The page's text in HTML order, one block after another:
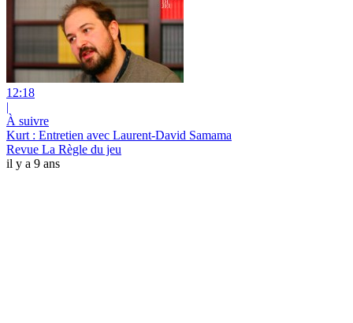
12:18
|
À suivre
Kurt : Entretien avec Laurent-David Samama
Revue La Règle du jeu
il y a 9 ans